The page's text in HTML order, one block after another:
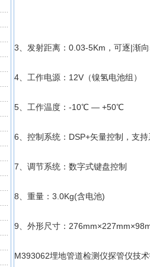
3、发射距离：0.03-5Km，可逐|渐
4、工作电源：12V（镍氢电池组）
5、工作温度：-10℃ — +50℃
6、控制系统：DSP+矢量控制，支
7、调节系统：数字式键盘控制
8、重量：3.0Kg(含电池)
9、外形尺寸：
M393062埋地管道检测仪探管仪技